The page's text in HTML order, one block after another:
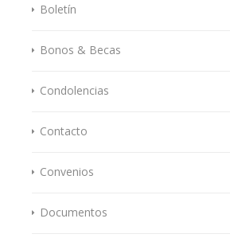
Boletín
Bonos & Becas
Condolencias
Contacto
Convenios
Documentos